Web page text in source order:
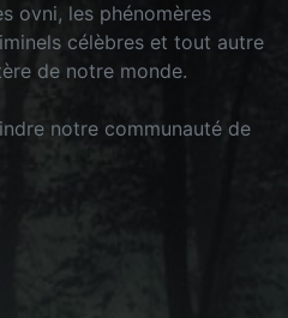
ovni, les phénomères
célèbres et tout autre
de notre monde.
notre communauté de